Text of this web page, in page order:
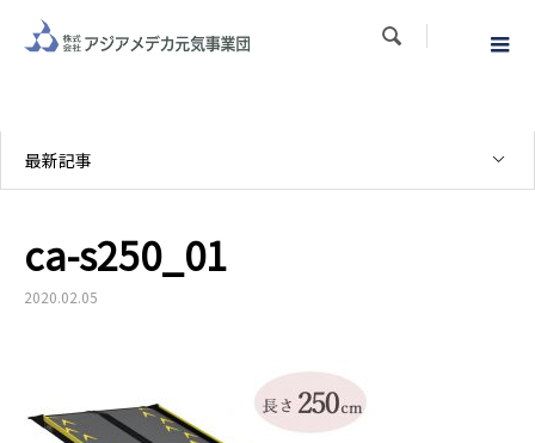

最新記事
ca-s250_01
2020.02.05